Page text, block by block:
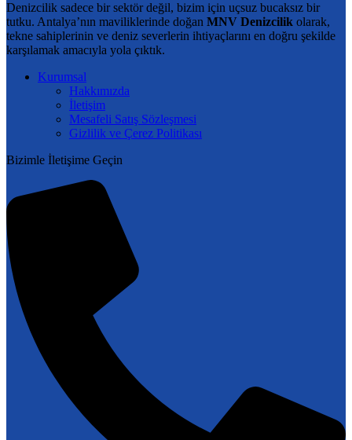
Denizcilik sadece bir sektör değil, bizim için uçsuz bucaksız bir
tutku. Antalya’nın maviliklerinde doğan MNV Denizcilik olarak,
tekne sahiplerinin ve deniz severlerin ihtiyaçlarını en doğru şekilde
karşılamak amacıyla yola çıktık.
Kurumsal
Hakkımızda
İletişim
Mesafeli Satış Sözleşmesi
Gizlilik ve Çerez Politikası
Bizimle İletişime Geçin